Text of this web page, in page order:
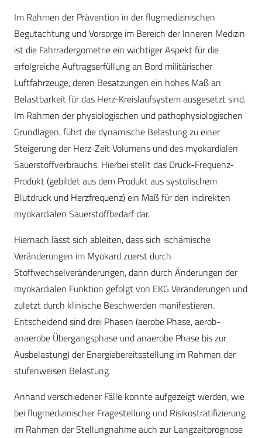
Im Rahmen der Prävention in der flugmedizinischen
Begutachtung und Vorsorge im Bereich der Inneren Medizin
ist die Fahrradergometrie ein wichtiger Aspekt für die
erfolgreiche Auftragserfüllung an Bord militärischer
Luftfahrzeuge, deren Besatzungen ein hohes Maß an
Belastbarkeit für das Herz-Kreislaufsystem ausgesetzt sind.
Im Rahmen der physiologischen und pathophysiologischen
Grundlagen, führt die dynamische Belastung zu einer
Steigerung der Herz-Zeit Volumens und des myokardialen
Sauerstoffverbrauchs. Hierbei stellt das Druck-Frequenz-
Produkt (gebildet aus dem Produkt aus systolischem
Blutdruck und Herzfrequenz) ein Maß für den indirekten
myokardialen Sauerstoffbedarf dar.
Hiernach lässt sich ableiten, dass sich ischämische
Veränderungen im Myokard zuerst durch
Stoffwechselveränderungen, dann durch Änderungen der
myokardialen Funktion gefolgt von EKG Veränderungen und
zuletzt durch klinische Beschwerden manifestieren.
Entscheidend sind drei Phasen (aerobe Phase, aerob-
anaerobe Übergangsphase und anaerobe Phase bis zur
Ausbelastung) der Energiebereitsstellung im Rahmen der
stufenweisen Belastung.
Anhand verschiedener Fälle konnte aufgezeigt werden, wie
bei flugmedizinischer Fragestellung und Risikostratifizierung
im Rahmen der Stellungnahme auch zur Langzeitprognose